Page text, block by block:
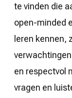
te vinden die
open-minded
leren kennen,
en respectvol
vragen en